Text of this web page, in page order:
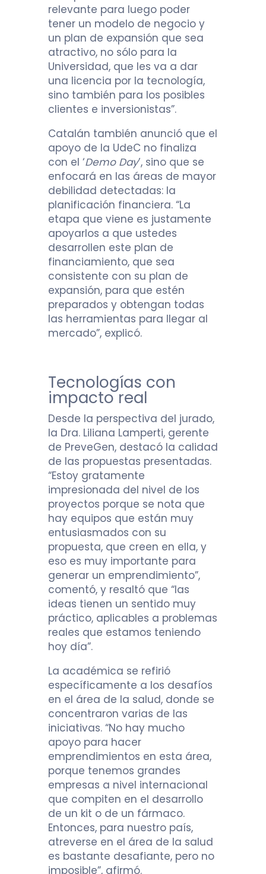
relevante para luego poder
tener un modelo de negocio y
un plan de expansión que sea
atractivo, no sólo para la
Universidad, que les va a dar
una licencia por la tecnología,
sino también para los posibles
clientes e inversionistas”.
Catalán también anunció que el
apoyo de la UdeC no finaliza
con el ‘Demo Day’, sino que se
enfocará en las áreas de mayor
debilidad detectadas: la
planificación financiera. “La
etapa que viene es justamente
apoyarlos a que ustedes
desarrollen este plan de
financiamiento, que sea
consistente con su plan de
expansión, para que estén
preparados y obtengan todas
las herramientas para llegar al
mercado”, explicó.
Tecnologías con
impacto real
Desde la perspectiva del jurado,
la Dra. Liliana Lamperti, gerente
de PreveGen, destacó la calidad
de las propuestas presentadas.
“Estoy gratamente
impresionada del nivel de los
proyectos porque se nota que
hay equipos que están muy
entusiasmados con su
propuesta, que creen en ella, y
eso es muy importante para
generar un emprendimiento”,
comentó, y resaltó que “las
ideas tienen un sentido muy
práctico, aplicables a problemas
reales que estamos teniendo
hoy día”.
La académica se refirió
específicamente a los desafíos
en el área de la salud, donde se
concentraron varias de las
iniciativas. “No hay mucho
apoyo para hacer
emprendimientos en esta área,
porque tenemos grandes
empresas a nivel internacional
que compiten en el desarrollo
de un kit o de un fármaco.
Entonces, para nuestro país,
atreverse en el área de la salud
es bastante desafiante, pero no
imposible”, afirmó.